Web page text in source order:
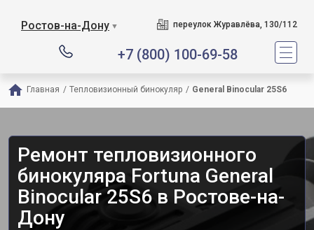
Ростов-на-Дону ▼ переулок Журавлёва, 130/112
+7 (800) 100-69-58
Главная / Тепловизионный бинокуляр / General Binocular 25S6
Ремонт тепловизионного
бинокуляра Fortuna General
Binocular 25S6 в Ростове-на-
Дону